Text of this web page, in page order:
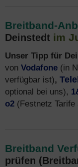
Breitband-
Deinstedt im
Unser Tipp für
von Vodafone (in
verfügbar ist),
optional bei uns),
o2 (Festnetz
Breitband
prüfen